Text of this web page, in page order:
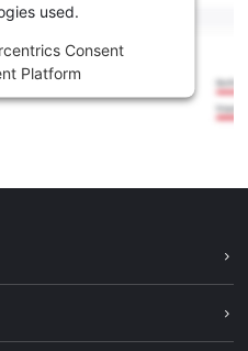
used.
Consent
Platform